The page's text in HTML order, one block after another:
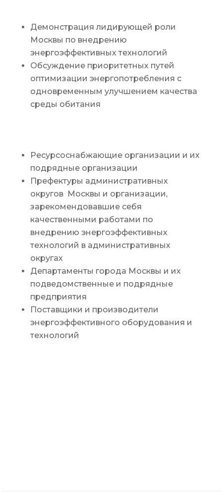
Демонстрация лидирующей роли
Москвы по внедрению
энергоэффективных технологий
Обсуждение приоритетных путей
оптимизации энергопотребления с
одновременным улучшением качества
среды обитания
Ресурсоснабжающие организации и их
подрядные организации
Префектуры административных
округов Москвы и организации,
зарекомендовавшие себя
качественными работами по
внедрению энергоэффективных
технологий в административных
округах
Департаменты города Москвы и их
подведомственные и подрядные
предприятия
Поставщики и производители
энергоэффективного оборудования и
технологий